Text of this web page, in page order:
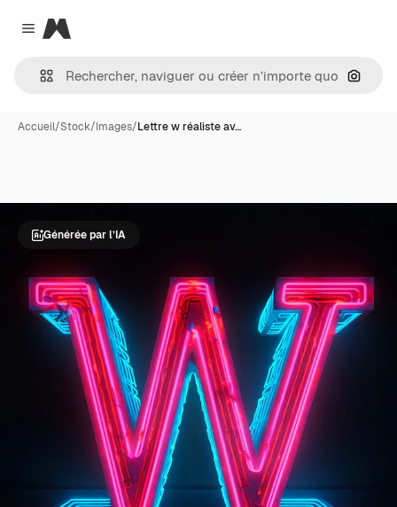
Close menu
Magnific
Accueil/Stock/Images/Lettre w réaliste av…
Générée par l’IA